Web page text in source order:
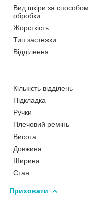
Вид шкіри за способом
обробки
Жорсткість
Тип застежки
Відділення
Кількість відділень
Підкладка
Ручки
Плечовий ремінь
Висота
Довжина
Ширина
Стан
Приховати